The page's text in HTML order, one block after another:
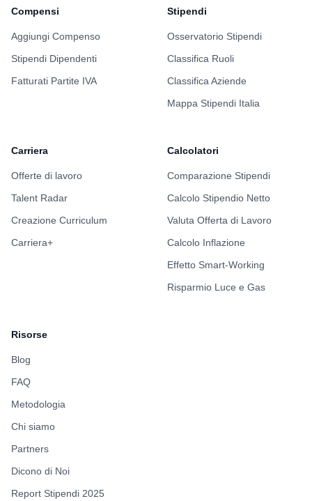
Compensi
Aggiungi Compenso
Stipendi Dipendenti
Fatturati Partite IVA
Stipendi
Osservatorio Stipendi
Classifica Ruoli
Classifica Aziende
Mappa Stipendi Italia
Carriera
Offerte di lavoro
Talent Radar
Creazione Curriculum
Carriera+
Calcolatori
Comparazione Stipendi
Calcolo Stipendio Netto
Valuta Offerta di Lavoro
Calcolo Inflazione
Effetto Smart-Working
Risparmio Luce e Gas
Risorse
Blog
FAQ
Metodologia
Chi siamo
Partners
Dicono di Noi
Report Stipendi 2025